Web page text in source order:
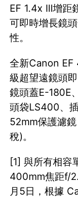
EF 1.4x III增距
可即時增長鏡
性。
全新Canon
級超望遠鏡頭
鏡頭蓋E-180E
頭袋LS400、
52mm保護濾
稅)。
[1] 與所有相容
400mm焦距f/
月5日，根據